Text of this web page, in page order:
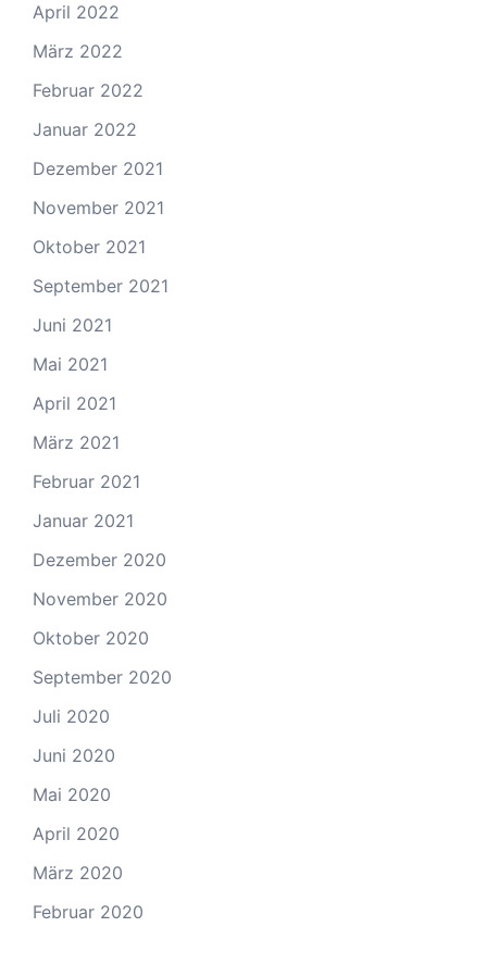
April 2022
März 2022
Februar 2022
Januar 2022
Dezember 2021
November 2021
Oktober 2021
September 2021
Juni 2021
Mai 2021
April 2021
März 2021
Februar 2021
Januar 2021
Dezember 2020
November 2020
Oktober 2020
September 2020
Juli 2020
Juni 2020
Mai 2020
April 2020
März 2020
Februar 2020